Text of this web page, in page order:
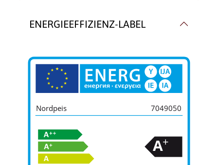
ENERGIEEFFIZIENZ-LABEL
Nordpeis 7049050
A+